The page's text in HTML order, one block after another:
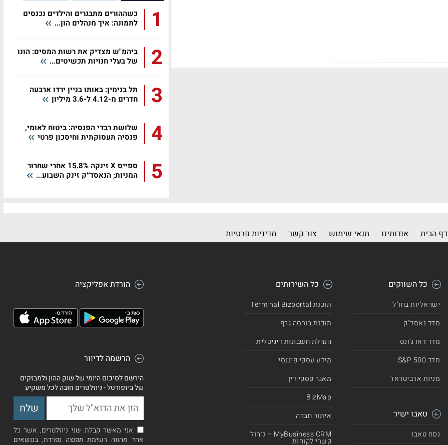
1
כשההורים מתבגרים והילדים נכנסים
לתמונה: איך מנהלים הון...
2
ביהמ"ש מצדיק את רשות המסים: הונו
של בעלי חנויות תכשיטים...
3
תל בנימין: באותו בניין ירדו ארבעה
חדרים מ-4.12 ל-3.6 מיליון
4
שלושת רבדי הפנסיה: ביטוח לאומי,
פנסיה תעסוקתית וחיסכון פרטי
5
ספייס X זינקה 15.8% אחרי שחרור
המניות; הנאסד״ק זינק השבוע...
דף הבית אודותינו תנאי שימוש צור קשר מדיניות פרטיות
כל השווקים
ישראליות בחו"ל
מדד נאסד"ק
מדד דאו ג'ונס
מדד 500 S&P
מניות ארביטראז'
טאבו ישיר
נסח טאבו
כל השירותים
תוכנת Terminal Bizportal
תוכנת בורסה גרף
הנהלת חשבונות דיגיטלית
מידע עסקי פיננסי
מאגר פסקי דין
BizMap
איתור חברה
MyBusiness CRM – ניהול
קשרי לקוחות
הורדת אפליקציה
הרשמה לדיוור
הירשם לסיכום היומי של שוק ההון ולמבזקים
של ביזפורטל - ניוזלטרים חובה לכל משקיע
אני מאשר קבלת שני ניוזלטרים, אשר כל
אחד מהווה רשימת תפוצה נפרדת, בנושאים